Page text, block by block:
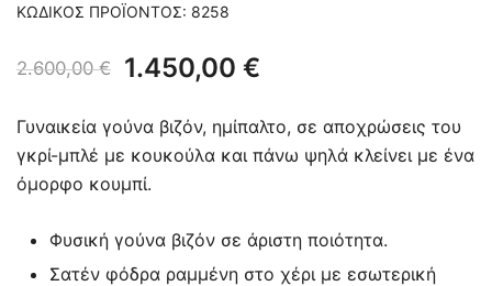
ΚΩΔΙΚΌΣ ΠΡΟΪΌΝΤΟΣ: 8258
2.600,00€
Original
was:
2.600,00 €.
1.450,00 €
τιμή
1.450,00 €.
Γυναικεία γούνα βιζόν, ημίπαλτο, σε αποχρώσεις του
γκρί-μπλέ με κουκούλα και πάνω ψηλά κλείνει με ένα
όμορφο κουμπί.
Φυσική γούνα βιζόν σε άριστη ποιότητα.
Σατέν φόδρα ραμμένη στο χέρι με εσωτερική